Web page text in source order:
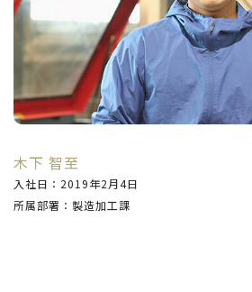
木下 智至
入社日：2019年2月4日
所属部署：製造加工課